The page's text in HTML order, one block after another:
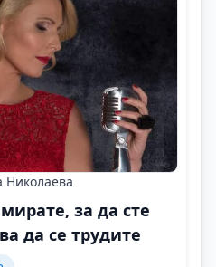
Николаева
за да сте
да се трудите